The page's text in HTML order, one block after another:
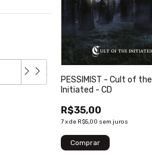
PESSIMIST - Cult of the
Initiated - CD
R$35,00
7xde R$5,00 sem juros